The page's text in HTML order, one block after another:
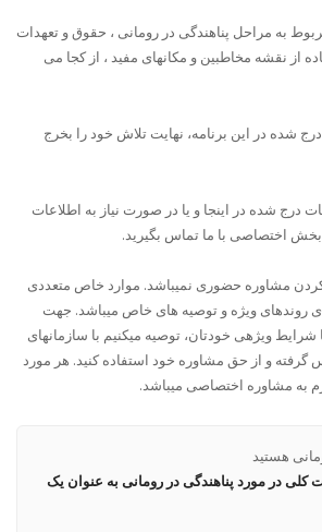
به مراحل پناهندگی در رومانی ، حقوق و تعهدات
از نقشه مخاطبین و مکانهای مفید ، از کجا می
شده در این برنامه، نهایت تلاش خود را بخرج
شده در اینجا و یا در صورت نیاز به اطلاعات
بخش اختصاصی با ما تماس بگیرید.
مشاوره حضوری نمیباشد. موارد خاص متعددی
روندهای ویژه و توصیه های خاص میباشد. جهت
شرایط ویژهی خودتان، توصیه میکنیم با سازمانهای
و از حق مشاوره خود استفاده کنید. هر مورد
به مشاوره اختصاصی میباشد.
هستید
در مورد پناهندگی در رومانی به عنوان یک